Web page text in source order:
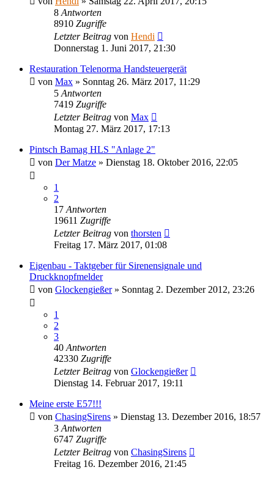
8 Antworten
8910 Zugriffe
Letzter Beitrag von Hendi
Donnerstag 1. Juni 2017, 21:30
Restauration Telenorma Handsteuergerät
von Max » Sonntag 26. März 2017, 11:29
5 Antworten
7419 Zugriffe
Letzter Beitrag von Max
Montag 27. März 2017, 17:13
Pintsch Bamag HLS "Anlage 2"
von Der Matze » Dienstag 18. Oktober 2016, 22:05
1
2
17 Antworten
19611 Zugriffe
Letzter Beitrag von thorsten
Freitag 17. März 2017, 01:08
Eigenbau - Taktgeber für Sirenensignale und
Druckknopfmelder
von Glockengießer» Sonntag 2. Dezember 2012, 23:26
1
2
3
40 Antworten
42330 Zugriffe
Letzter Beitrag von Glockengießer
Dienstag 14. Februar 2017, 19:11
Meine erste E57!!!
von ChasingSirens » Dienstag 13. Dezember 2016, 18:57
3 Antworten
6747 Zugriffe
Letzter Beitrag von ChasingSirens
Freitag 16. Dezember 2016, 21:45